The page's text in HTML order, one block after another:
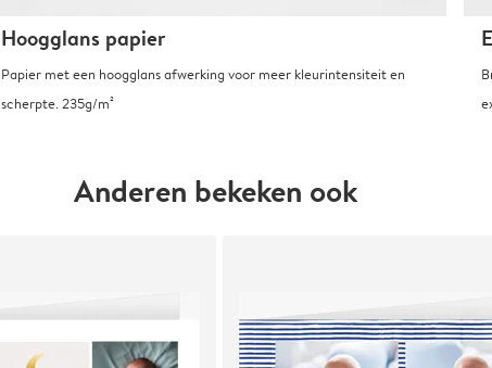
Hoogglans papier
Papier met een hoogglans afwerking voor meer kleurintensiteit en
scherpte. 235g/m²
Anderen bekeken ook